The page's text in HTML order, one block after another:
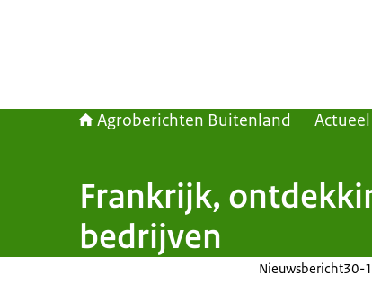
Agroberichten Buitenland Actueel
Frankrijk,
bedrijven
Nieuwsbericht30-